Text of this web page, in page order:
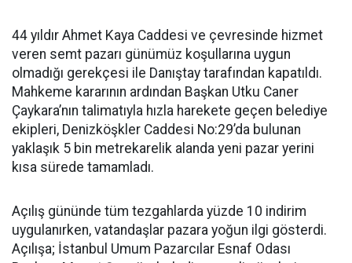
44 yıldır Ahmet Kaya Caddesi ve çevresinde hizmet
veren semt pazarı günümüz koşullarına uygun
olmadığı gerekçesi ile Danıştay tarafından kapatıldı.
Mahkeme kararının ardından Başkan Utku Caner
Çaykara’nın talimatıyla hızla harekete geçen belediye
ekipleri, Denizköşkler Caddesi No:29’da bulunan
yaklaşık 5 bin metrekarelik alanda yeni pazar yerini
kısa sürede tamamladı.
Açılış gününde tüm tezgahlarda yüzde 10 indirim
uygulanırken, vatandaşlar pazara yoğun ilgi gösterdi.
Açılışa; İstanbul Umum Pazarcılar Esnaf Odası